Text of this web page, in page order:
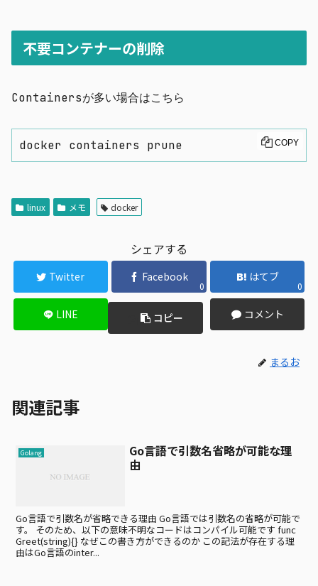
不要コンテナーの削除
Containersが多い場合はこちら
docker containers prune COPY
linux メモ docker
シェアする
Twitter Facebook
0
はてブ
0
LINE コピー コメント
まるお
関連記事
Golang
Go言語で引数名省略が可能な理
由
Go言語で引数名が省略できる理由 Go言語では引数名の省略が可能で
す。 そのため、以下の意味不明なコードはコンパイル可能です func
Greet(string){} なぜこの書き方ができるのか この記法が存在する理
由はGo言語のinter...